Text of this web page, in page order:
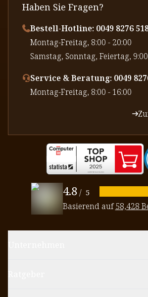
Haben Sie Fragen?
Bestell-Hotline: 0049 8276
⁠Montag-Freitag, 8:00 - 20:00
⁠Samstag, Sonntag, Feiertag,
Service & Beratung: 0049
⁠Montag-Freitag, 8:00 - 16:00
4.8 / 5
Basierend auf58,428